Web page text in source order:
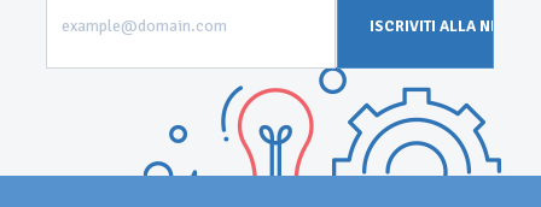
example@domain.com